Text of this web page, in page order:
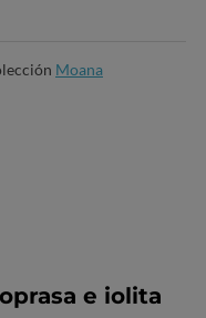
Moana
e iolita